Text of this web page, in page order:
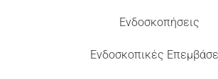
Ενδοσκοπήσεις
Ενδοσκοπικές